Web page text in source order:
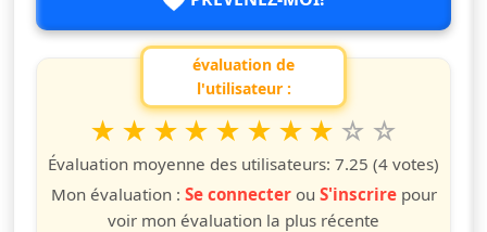
évaluation de
l'utilisateur :
questo spettacolo da 1 a 10 étoiles
10
étoiles
9
étoiles
8
étoiles
7
étoiles
6
étoiles
5
étoiles
4
étoiles
3
étoiles
2
étoiles
étoile
Évaluation moyenne des utilisateurs: 7.25 (4 votes)
Mon évaluation : Se connecterou S'inscrirepour
voir mon évaluation la plus récente